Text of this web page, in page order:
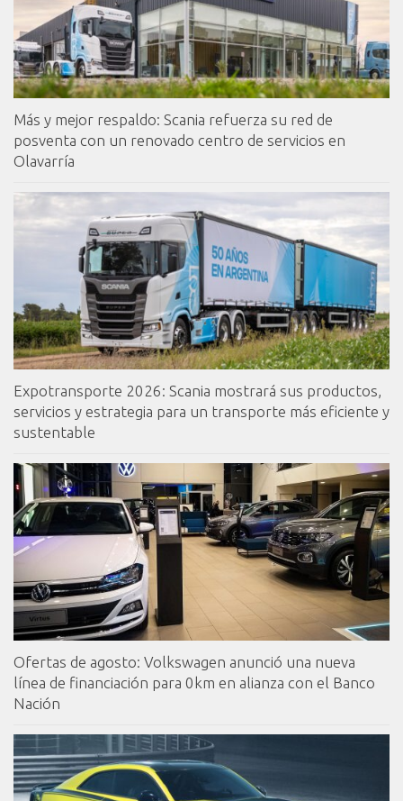
Más y mejor respaldo: Scania refuerza su red de
posventa con un renovado centro de servicios en
Olavarría
Expotransporte 2026: Scania mostrará sus productos,
servicios y estrategia para un transporte más eficiente y
sustentable
Ofertas de agosto: Volkswagen anunció una nueva
línea de financiación para 0km en alianza con el Banco
Nación